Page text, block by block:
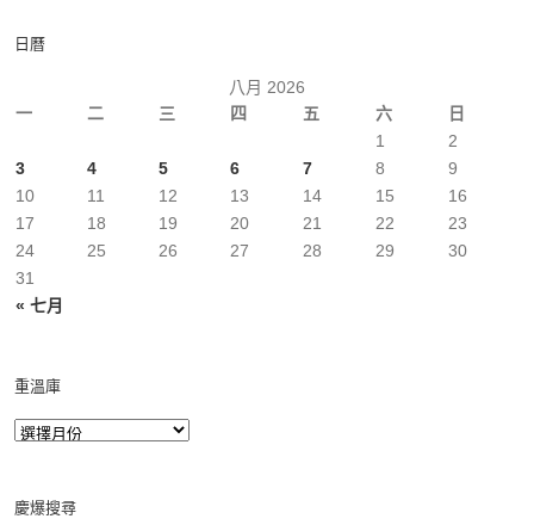
日曆
八月 2026
一
二 三 四 五 六 日
« 七月
1
2
3
4 5 6 7 8
9
10
11 12 13 14 15
16
17
18 19 20 21 22
23
24
25 26 27 28 29
30
31
重溫庫
慶爆搜尋